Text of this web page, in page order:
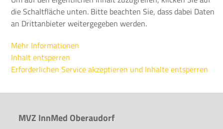
die Schaltfläche unten. Bitte beachten Sie, dass dabei Daten
an Drittanbieter weitergegeben werden.
Mehr Informationen
Inhalt entsperren
Erforderlichen Service akzeptieren und Inhalte entsperren
MVZ InnMed Oberaudorf